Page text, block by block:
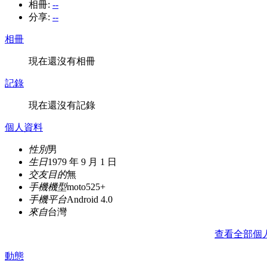
相冊: --
分享: --
相冊
現在還沒有相冊
記錄
現在還沒有記錄
個人資料
性別男
生日1979 年 9 月 1 日
交友目的無
手機機型moto525+
手機平台Android 4.0
來自台灣
查看全部個
動態